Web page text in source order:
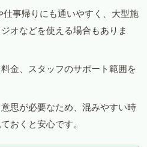
事帰りにも通いやすく、大型施
オなどを使える場合もありま
金、スタッフのサポート範囲を
思が必要なため、混みやすい時
おくと安心です。